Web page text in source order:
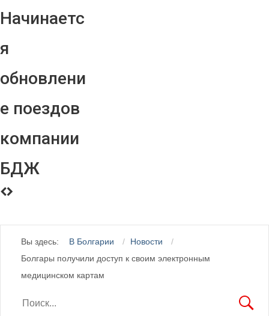
Начинаетс
я
обновлени
е поездов
компании
БДЖ
Вы здесь: В Болгарии
Новости
Болгары получили доступ к своим электронным
медицинском картам